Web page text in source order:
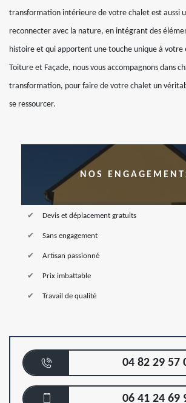
transformation intérieure de votre chalet est aussi
reconnecter avec la nature, en intégrant des
histoire et qui apportent une touche unique à votre
Toiture et Façade, nous vous accompagnons dans
transformation, pour faire de votre chalet un
se ressourcer.
NOS
Devis et déplacement gratuits
Sans engagement
Artisan passionné
Prix imbattable
Travail de qualité
04 82 29 57
06 41 24 69